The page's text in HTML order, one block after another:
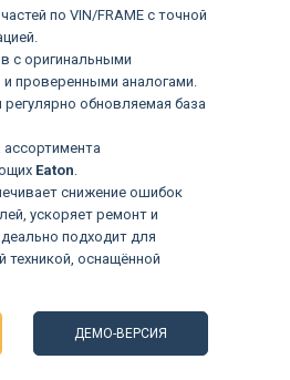
ДЕМО-ВЕРСИЯ
по VIN/FRAME с точной
с оригинальными
и проверенными аналогами.
обновляемая база
Eaton.
снижение ошибок
ускоряет ремонт и
подходит для
техникой, оснащённой